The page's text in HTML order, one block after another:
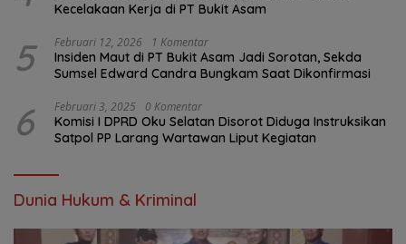
Kecelakaan Kerja di PT Bukit Asam
5 Februari 12, 2026 1 Komentar
Insiden Maut di PT Bukit Asam Jadi Sorotan, Sekda
Sumsel Edward Candra Bungkam Saat Dikonfirmasi
6 Februari 3, 2025 0 Komentar
Komisi I DPRD Oku Selatan Disorot Diduga Instruksikan
Satpol PP Larang Wartawan Liput Kegiatan
Dunia Hukum & Kriminal